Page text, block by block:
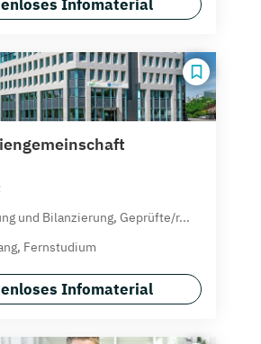
Infomaterial
und Bilanzierung, Geprüfte/r...
Fernstudium
Infomaterial